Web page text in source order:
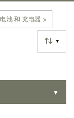
电池 和 充电器 ‪»
▼
▼